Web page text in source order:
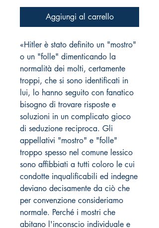
Aggiungi al carrello
«Hitler è stato definito un "mostro"
o un "folle" dimenticando la
normalità dei molti, certamente
troppi, che si sono identificati in
lui, lo hanno seguito con fanatico
bisogno di trovare risposte e
soluzioni in un complicato gioco
di seduzione reciproca. Gli
appellativi "mostro" e "folle"
troppo spesso nel comune lessico
sono affibbiati a tutti coloro le cui
condotte inqualificabili ed indegne
deviano decisamente da ciò che
per convenzione consideriamo
normale. Perché i mostri che
abitano l'inconscio individuale e